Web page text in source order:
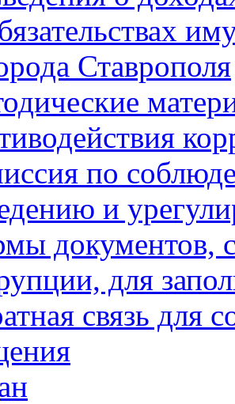
Ставрополя
по
и
документов,
для
связь для